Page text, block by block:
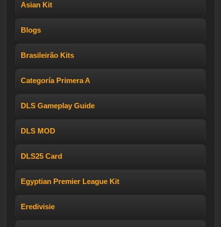
Asian Kit
Blogs
Brasileirão Kits
Categoría Primera A
DLS Gameplay Guide
DLS MOD
DLS25 Card
Egyptian Premier League Kit
Eredivisie